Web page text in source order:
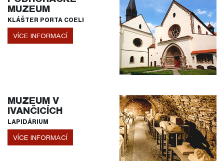
MUZEUM
KLÁŠTER PORTA COELI
VÍCE INFORMACÍ
MUZEUM V
IVANČICÍCH
LAPIDÁRIUM
VÍCE INFORMACÍ